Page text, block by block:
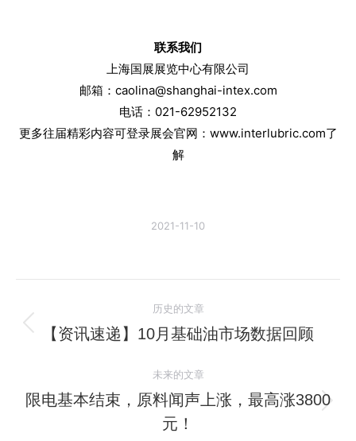
联系我们
上海国展展览中心有限公司
邮箱：caolina@shanghai-intex.com
电话：021-62952132
更多往届精彩内容可登录展会官网：www.interlubric.com了
解
2021-11-10
章
航
历史的文章
历
的
文
章：
【资讯速递】10月基础油市场数据回顾
未来的文章
未
来
限电基本结束，原料闻声上涨，最高涨3800
元！